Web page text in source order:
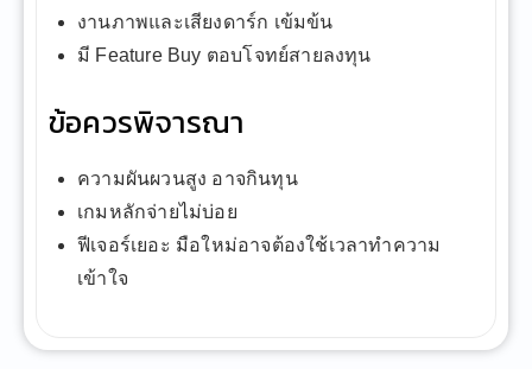
งานภาพและเสียงดาร์ก เข้มข้น
มี Feature Buy ตอบโจทย์สายลงทุน
ข้อควรพิจารณา
ความผันผวนสูง อาจกินทุน
เกมหลักจ่ายไม่บ่อย
ฟีเจอร์เยอะ มือใหม่อาจต้องใช้เวลาทำความ
เข้าใจ